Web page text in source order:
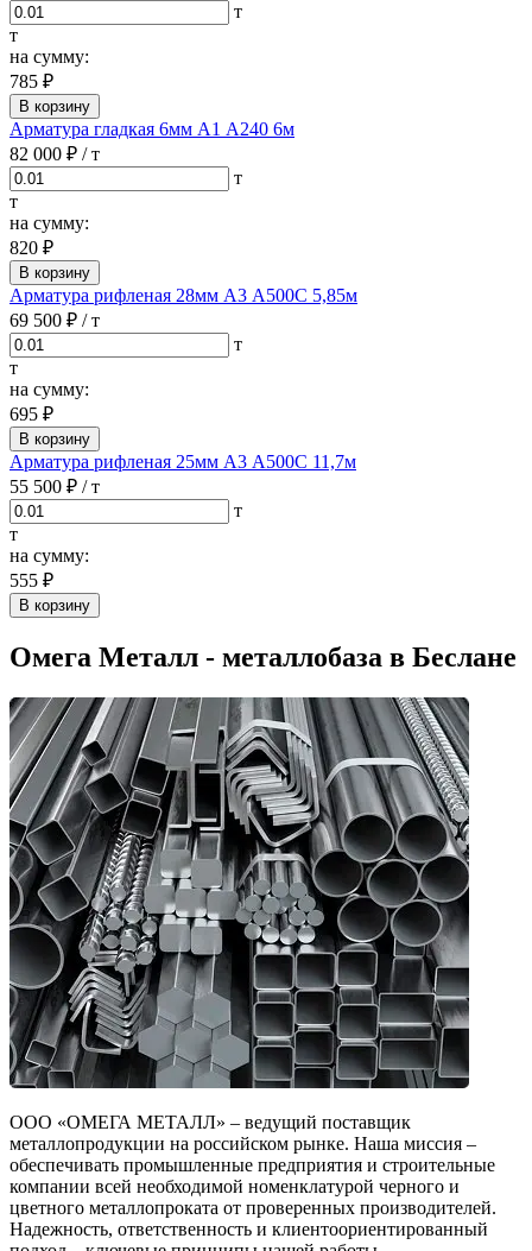
т
т
на сумму:
785 ₽
В корзину
Арматура гладкая 6мм А1 А240 6м
82 000 ₽ / т
т
т
на сумму:
820 ₽
В корзину
Арматура рифленая 28мм А3 А500С 5,85м
69 500 ₽ / т
т
т
на сумму:
695 ₽
В корзину
Арматура рифленая 25мм А3 А500С 11,7м
55 500 ₽ / т
т
т
на сумму:
555 ₽
В корзину
Омега Металл - металлобаза в Беслане
ООО «ОМЕГА МЕТАЛЛ» – ведущий поставщик
металлопродукции на российском рынке. Наша миссия –
обеспечивать промышленные предприятия и строительные
компании всей необходимой номенклатурой черного и
цветного металлопроката от проверенных производителей.
Надежность, ответственность и клиентоориентированный